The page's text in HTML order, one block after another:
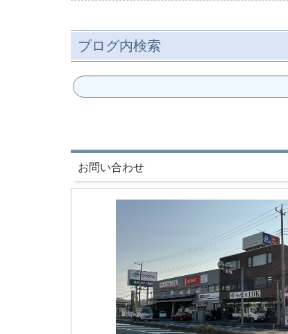
ブログ内検索
お問い合わせ